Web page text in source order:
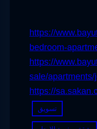
https://
bedroom-
https://
sale/apartments/
https://
تسويق